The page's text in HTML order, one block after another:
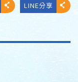
LINE分享